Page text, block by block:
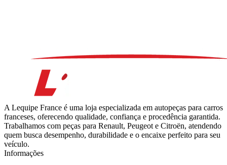
A Lequipe France é uma loja especializada em autopeças para carros
franceses, oferecendo qualidade, confiança e procedência garantida.
Trabalhamos com peças para Renault, Peugeot e Citroën, atendendo
quem busca desempenho, durabilidade e o encaixe perfeito para seu
veículo.
Informações